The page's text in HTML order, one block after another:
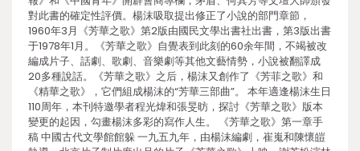
對此書的確定性評價。楊沫吸取提出修正了小說的部門章節，
1960年3月《芳華之歌》第2版由國民文學出書社出書，第3版出書
于1978年1月。《芳華之歌》自覺表到此刻的60余年間，不竭被改
編成片子、話劇、歌劇、音樂劇等其他文藝情勢，小說被翻譯成
20多種說話。《芳華之歌》之后，楊沫又創作了《芳菲之歌》和
《精華之歌》，它們組成楊沫的“芳華三部曲”。 本年適逢楊沫生日
110周年，本刊特邀學者程光煒和張旻昉，探討《芳華之歌》版本
變更的起因，勾畫楊沫多彩的寫作人生。 《芳華之歌》第一章手
稿 中國古代文學館館躲 一九五九年，由楊沫編劇，崔嵬和陳懷皚